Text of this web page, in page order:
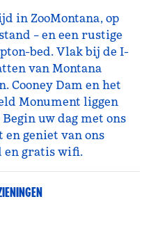
in ZooMontana, op
– en een rustige
bed. Vlak bij de I-
van Montana
Cooney Dam en het
Monument liggen
uw dag met ons
geniet van ons
en gratis wifi.